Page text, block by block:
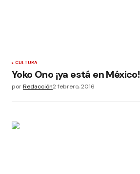
CULTURA
Yoko Ono ¡ya está en México!
porRedacción2 febrero, 2016